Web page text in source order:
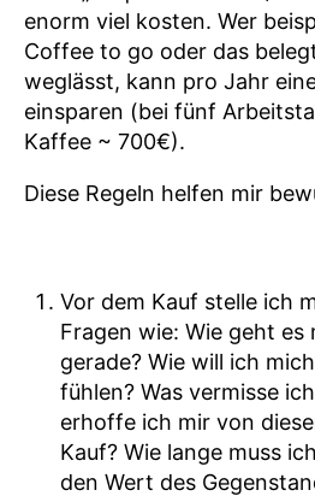
enorm viel kosten. Wer
Coffee to go oder das
weglässt, kann pro Jahr
einsparen (bei fünf
Kaffee ~ 700€).
Diese Regeln helfen mir
Vor dem Kauf stelle ich
Fragen wie: Wie geht es
gerade? Wie will ich mich
fühlen? Was vermisse
erhoffe ich mir von
Kauf? Wie lange muss
den Wert des